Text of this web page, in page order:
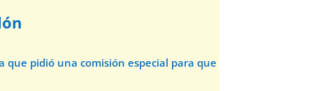
pidió una comisión especial para que